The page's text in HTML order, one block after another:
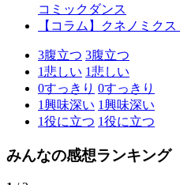
コミックダンス
【コラム】クネノミク
3腹立つ 3腹立つ
1悲しい 1悲しい
0すっきり 0すっきり
1興味深い 1興味深い
1役に立つ 1役に立つ
みんなの感想ランキング